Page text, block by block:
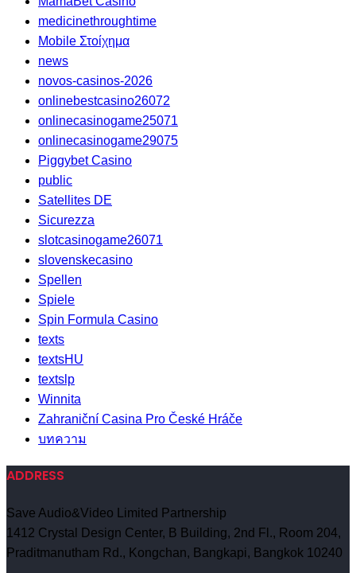
medicinethroughtime
Mobile Στοίχημα
news
novos-casinos-2026
onlinebestcasino26072
onlinecasinogame25071
onlinecasinogame29075
Piggybet Casino
public
Satellites DE
Sicurezza
slotcasinogame26071
slovenskecasino
Spellen
Spiele
Spin Formula Casino
texts
textsHU
textslp
Winnita
Zahraniční Casina Pro České Hráče
บทความ
ADDRESS
Save Audio&Video Limited Partnership
1412 Crystal Design Center, B Building, 2nd Fl., Room 204,
Praditmanutham Rd., Kongchan, Bangkapi, Bangkok 10240